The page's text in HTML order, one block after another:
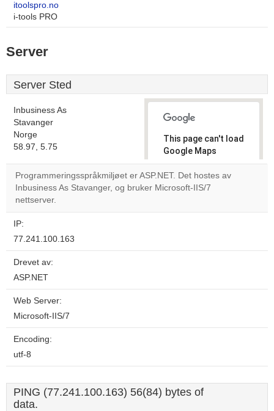
itoolspro.no
i-tools PRO
Server
Server Sted
Inbusiness As
Stavanger
Norge
58.97, 5.75
This page can't load
Google Maps
correctly.
Do you
Programmeringsspråkmiljøet er ASP.NET. Det hostes av
Inbusiness As Stavanger, og bruker Microsoft-IIS/7
nettserver.
IP:
77.241.100.163
Drevet av:
ASP.NET
Web Server:
Microsoft-IIS/7
Encoding:
utf-8
PING (77.241.100.163) 56(84) bytes of
data.